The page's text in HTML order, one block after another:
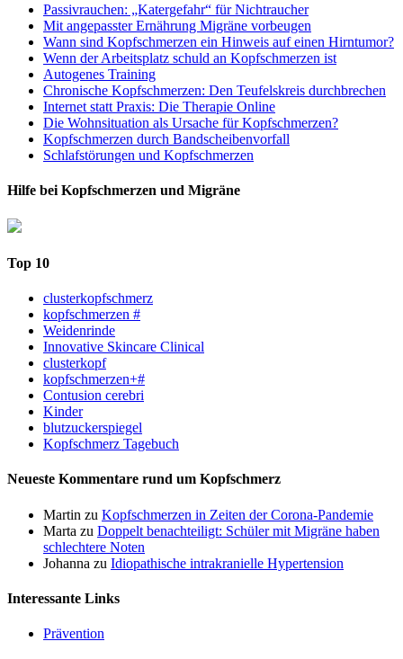
Passivrauchen: „Katergefahr“ für Nichtraucher
Mit angepasster Ernährung Migräne vorbeugen
Wann sind Kopfschmerzen ein Hinweis auf einen Hirntumor?
Wenn der Arbeitsplatz schuld an Kopfschmerzen ist
Autogenes Training
Chronische Kopfschmerzen: Den Teufelskreis durchbrechen
Internet statt Praxis: Die Therapie Online
Die Wohnsituation als Ursache für Kopfschmerzen?
Kopfschmerzen durch Bandscheibenvorfall
Schlafstörungen und Kopfschmerzen
Hilfe bei Kopfschmerzen und Migräne
Top 10
clusterkopfschmerz
kopfschmerzen #
Weidenrinde
Innovative Skincare Clinical
clusterkopf
kopfschmerzen+#
Contusion cerebri
Kinder
blutzuckerspiegel
Kopfschmerz Tagebuch
Neueste Kommentare rund um Kopfschmerz
Martin zu Kopfschmerzen in Zeiten der Corona-Pandemie
Marta zu Doppelt benachteiligt: Schüler mit Migräne haben
schlechtere Noten
Johanna zu Idiopathische intrakranielle Hypertension
Interessante Links
Prävention